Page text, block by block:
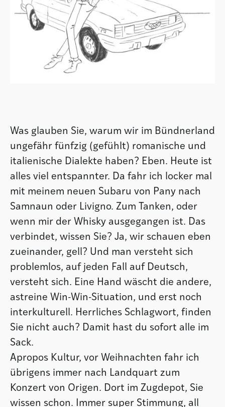
Was glauben Sie, warum wir im Bündnerland
ungefähr fünfzig (gefühlt) romanische und
italienische Dialekte haben? Eben. Heute ist
alles viel entspannter. Da fahr ich locker mal
mit meinem neuen Subaru von Pany nach
Samnaun oder Livigno. Zum Tanken, oder
wenn mir der Whisky ausgegangen ist. Das
verbindet, wissen Sie? Ja, wir schauen eben
zueinander, gell? Und man versteht sich
problemlos, auf jeden Fall auf Deutsch,
versteht sich. Eine Hand wäscht die andere,
astreine Win-Win-Situation, und erst noch
interkulturell. Herrliches Schlagwort, finden
Sie nicht auch? Damit hast du sofort alle im
Sack.
Apropos Kultur, vor Weihnachten fahr ich
übrigens immer nach Landquart zum
Konzert von Origen. Dort im Zugdepot, Sie
wissen schon. Immer super Stimmung, all